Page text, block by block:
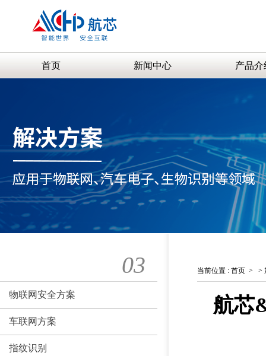
首页 新闻中心 产品介
03
物联网安全方案
车联网方案
指纹识别
当前位置 : 首页 > >
航芯